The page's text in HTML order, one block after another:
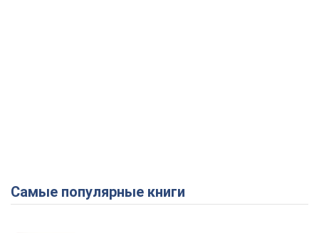
Самые популярные книги